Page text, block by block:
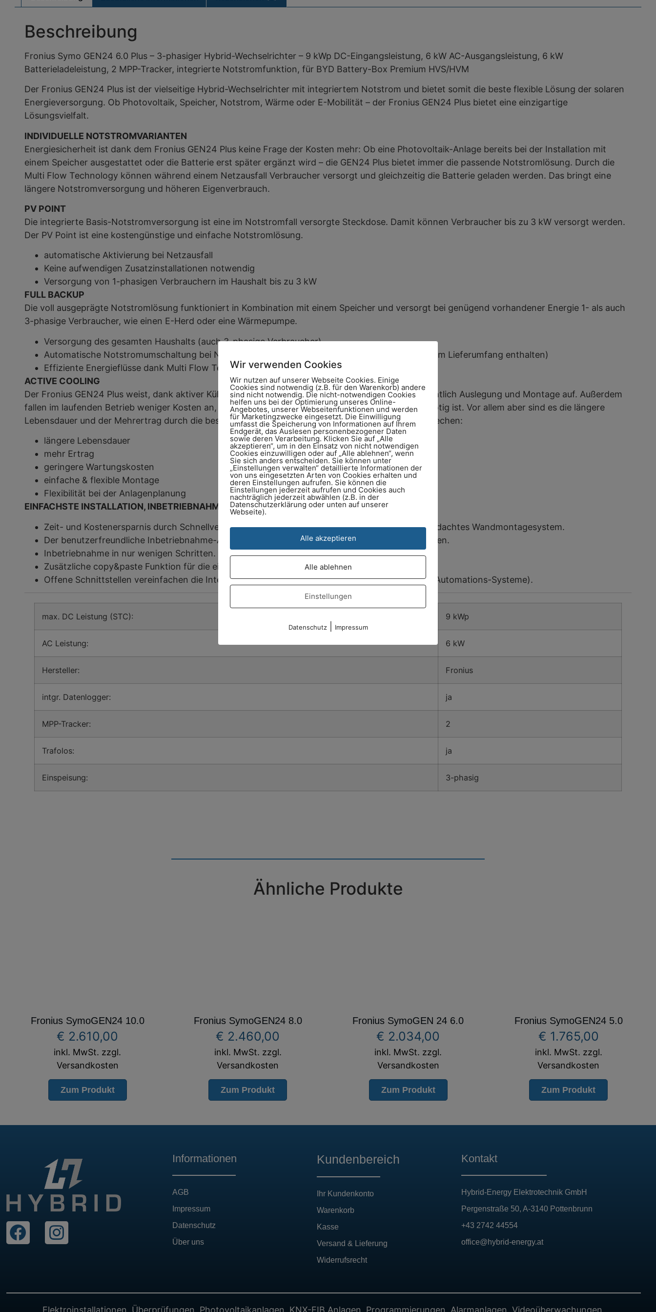
Beschreibung
Fronius Symo GEN24 6.0 Plus – 3-phasiger Hybrid-Wechselrichter – 9 kWp DC-Eingangsleistung, 6 kW AC-Ausgangsleistung, 6 kW
Batterieladeleistung, 2 MPP-Tracker, integrierte Notstromfunktion, für BYD Battery-Box Premium HVS/HVM
Der Fronius GEN24 Plus ist der vielseitige Hybrid-Wechselrichter mit integriertem Notstrom und bietet somit die beste flexible Lösung der solaren
Energieversorgung. Ob Photovoltaik, Speicher, Notstrom, Wärme oder E-Mobilität – der Fronius GEN24 Plus bietet eine einzigartige
Lösungsvielfalt.
INDIVIDUELLE NOTSTROMVARIANTEN
Energiesicherheit ist dank dem Fronius GEN24 Plus keine Frage der Kosten mehr: Ob eine Photovoltaik-Anlage bereits bei der Installation mit
einem Speicher ausgestattet oder die Batterie erst später ergänzt wird – die GEN24 Plus bietet immer die passende Notstromlösung. Durch die
Multi Flow Technology können während einem Netzausfall Verbraucher versorgt und gleichzeitig die Batterie geladen werden. Das bringt eine
längere Notstromversorgung und höheren Eigenverbrauch.
PV POINT
Die integrierte Basis-Notstromversorgung ist eine im Notstromfall versorgte Steckdose. Damit können Verbraucher bis zu 3 kW versorgt werden.
Der PV Point ist eine kostengünstige und einfache Notstromlösung.
automatische Aktivierung bei Netzausfall
Keine aufwendigen Zusatzinstallationen notwendig
Versorgung von 1-phasigen Verbrauchern im Haushalt bis zu 3 kW
FULL BACKUP
Die voll ausgeprägte Notstromlösung funktioniert in Kombination mit einem Speicher und versorgt bei genügend vorhandener Energie 1- als auch
3-phasige Verbraucher, wie einen E-Herd oder eine Wärmepumpe.
Versorgung des gesamten Haushalts (auch 3-phasige Verbraucher)
Automatische Notstromumschaltung bei Netzausfall (Umschalteinrichtung erforderlich – nicht im Lieferumfang enthalten)
Effiziente Energieflüsse dank Multi Flow Technology auch im Notstromfall
ACTIVE COOLING
Der Fronius GEN24 Plus weist, dank aktiver Kühlung, bereits bei der Planung mehr Flexibilität hinsichtlich Auslegung und Montage auf. Außerdem
fallen im laufenden Betrieb weniger Kosten an, da nur ein geringer bis gar kein Wartungsaufwand nötig ist. Vor allem aber sind es die längere
Lebensdauer und der Mehrertrag durch die bessere Performance, die für das aktive Kühlsystem sprechen:
längere Lebensdauer
mehr Ertrag
geringere Wartungskosten
einfache & flexible Montage
Flexibilität bei der Anlagenplanung
EINFACHSTE INSTALLATION, INBETRIEBNAHME UND SERVICIERUNG
Zeit- und Kostenersparnis durch Schnellverschlussschrauben, Federzugklemmen und ein durchdachtes Wandmontagesystem.
Der benutzerfreundliche Inbetriebnahme-Assistent kann auf jedem Smart Device genutzt werden.
Inbetriebnahme in nur wenigen Schritten.
Zusätzliche copy&paste Funktion für die einfache Konfiguration mehrerer Wechselrichter.
Offene Schnittstellen vereinfachen die Integration von Drittanbieter-Komponenten (z.B. Haus-Automations-Systeme).
max. DC Leistung (STC): 9 kWp
AC Leistung: 6 kW
Hersteller: Fronius
intgr. Datenlogger: ja
MPP-Tracker: 2
Trafolos: ja
Einspeisung: 3-phasig
Ähnliche Produkte
Fronius SymoGEN24 10.0
€ 2.610,00
inkl. MwSt. zzgl.
Versandkosten
Zum Produkt
Fronius SymoGEN24 8.0
€ 2.460,00
inkl. MwSt. zzgl.
Versandkosten
Zum Produkt
Fronius SymoGEN 24 6.0
€ 2.034,00
inkl. MwSt. zzgl.
Versandkosten
Zum Produkt
Fronius SymoGEN24 5.0
€ 1.765,00
inkl. MwSt. zzgl.
Versandkosten
Zum Produkt
Informationen
AGB
Impressum
Datenschutz
Über uns
Kundenbereich
Ihr Kundenkonto
Warenkorb
Kasse
Versand & Lieferung
Widerrufsrecht
Kontakt
Hybrid-Energy Elektrotechnik GmbH
Pergenstraße 50, A-3140 Pottenbrunn
+43 2742 44554
office@hybrid-energy.at
Elektroinstallationen, Überprüfungen, Photovoltaikanlagen, KNX-EIB Anlagen, Programmierungen, Alarmanlagen, Videoüberwachungen,
Wir verwenden Cookies
Wir nutzen auf unserer Webseite Cookies. Einige
Cookies sind notwendig (z.B. für den Warenkorb) andere
sind nicht notwendig. Die nicht-notwendigen Cookies
helfen uns bei der Optimierung unseres Online-
Angebotes, unserer Webseitenfunktionen und werden
für Marketingzwecke eingesetzt. Die Einwilligung
umfasst die Speicherung von Informationen auf Ihrem
Endgerät, das Auslesen personenbezogener Daten
sowie deren Verarbeitung. Klicken Sie auf „Alle
akzeptieren“, um in den Einsatz von nicht notwendigen
Cookies einzuwilligen oder auf „Alle ablehnen“, wenn
Sie sich anders entscheiden. Sie können unter
„Einstellungen verwalten“ detaillierte Informationen der
von uns eingesetzten Arten von Cookies erhalten und
deren Einstellungen aufrufen. Sie können die
Einstellungen jederzeit aufrufen und Cookies auch
nachträglich jederzeit abwählen (z.B. in der
Datenschutzerklärung oder unten auf unserer
Webseite).
Alle akzeptieren
Alle ablehnen
Einstellungen
Datenschutz| Impressum